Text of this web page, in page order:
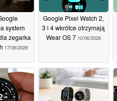
system
zegarka
17/06/2026
Google Pixel Watch 2,
3 i 4 wkrótce otrzymają
Wear OS 7 10/06/2026